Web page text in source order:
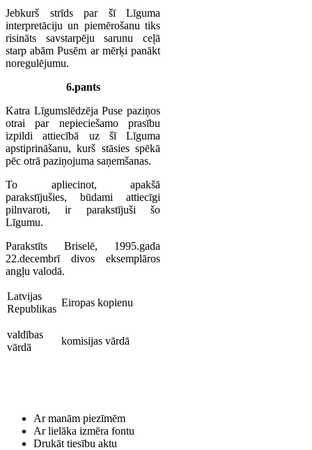
Jebkurš strīds par šī Līguma
interpretāciju un piemērošanu tiks
risināts savstarpēju sarunu ceļā
starp abām Pusēm ar mērķi panākt
noregulējumu.
6.pants
Katra Līgumslēdzēja Puse paziņos
otrai par nepieciešamo prasību
izpildi attiecībā uz šī Līguma
apstiprināšanu, kurš stāsies spēkā
pēc otrā paziņojuma saņemšanas.
To apliecinot, apakšā
parakstījušies, būdami attiecīgi
pilnvaroti, ir parakstījuši šo
Līgumu.
Parakstīts Briselē, 1995.gada
22.decembrī divos eksemplāros
angļu valodā.
Latvijas
Republikas
Eiropas kopienu
valdības
vārdā
komisijas vārdā
Ar manām piezīmēm
Ar lielāka izmēra fontu
Drukāt tiesību aktu